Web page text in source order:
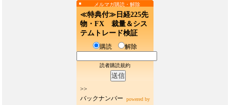
メルマガ購読・解除
≪特典付≫日経225先
物・FX 裁量＆シス
テムトレード検証
購読 解除
読者購読規約
>>
バックナンバー
powered by